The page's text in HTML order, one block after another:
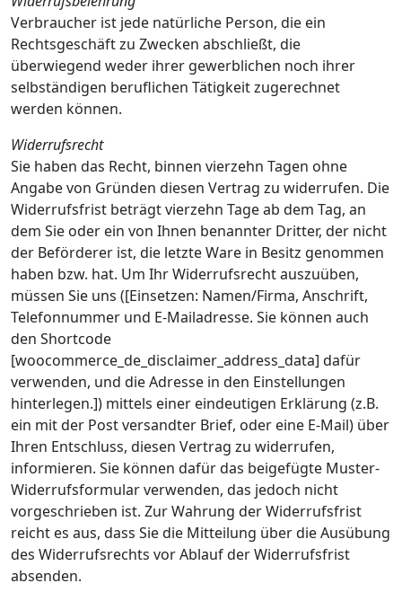
Verbraucher ist jede natürliche Person, die ein
Rechtsgeschäft zu Zwecken abschließt, die
überwiegend weder ihrer gewerblichen noch ihrer
selbständigen beruflichen Tätigkeit zugerechnet
werden können.
Widerrufsrecht
Sie haben das Recht, binnen vierzehn Tagen ohne
Angabe von Gründen diesen Vertrag zu widerrufen. Die
Widerrufsfrist beträgt vierzehn Tage ab dem Tag, an
dem Sie oder ein von Ihnen benannter Dritter, der nicht
der Beförderer ist, die letzte Ware in Besitz genommen
haben bzw. hat. Um Ihr Widerrufsrecht auszuüben,
müssen Sie uns ([Einsetzen: Namen/Firma, Anschrift,
Telefonnummer und E-Mailadresse. Sie können auch
den Shortcode
[woocommerce_de_disclaimer_address_data] dafür
verwenden, und die Adresse in den Einstellungen
hinterlegen.]) mittels einer eindeutigen Erklärung (z.B.
ein mit der Post versandter Brief, oder eine E-Mail) über
Ihren Entschluss, diesen Vertrag zu widerrufen,
informieren. Sie können dafür das beigefügte Muster-
Widerrufsformular verwenden, das jedoch nicht
vorgeschrieben ist. Zur Wahrung der Widerrufsfrist
reicht es aus, dass Sie die Mitteilung über die Ausübung
des Widerrufsrechts vor Ablauf der Widerrufsfrist
absenden.